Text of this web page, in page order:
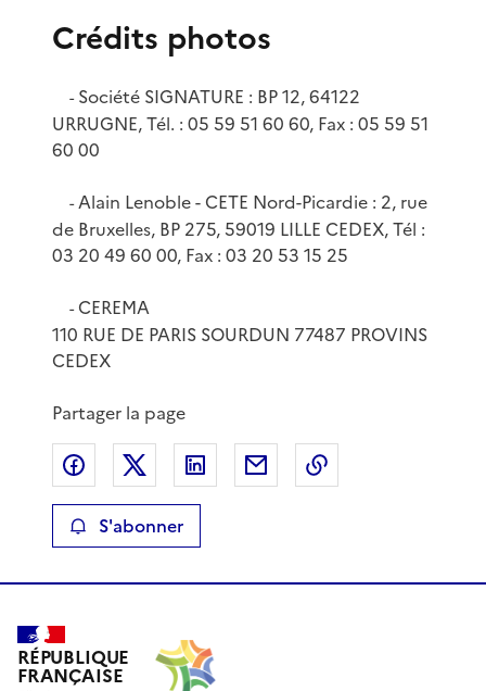
Crédits photos
-Société SIGNATURE : BP 12, 64122
URRUGNE, Tél. : 05 59 51 60 60, Fax : 05 59 51
60 00
-Alain Lenoble - CETE Nord-Picardie : 2, rue
de Bruxelles, BP 275, 59019 LILLE CEDEX, Tél :
03 20 49 60 00, Fax : 03 20 53 15 25
-CEREMA
110 RUE DE PARIS SOURDUN 77487 PROVINS
CEDEX
Partager la page
Partager sur Facebook
Partager sur XPartager sur LinkedIn
Partager par email
S'abonner
RÉPUBLIQUE
FRANÇAISE